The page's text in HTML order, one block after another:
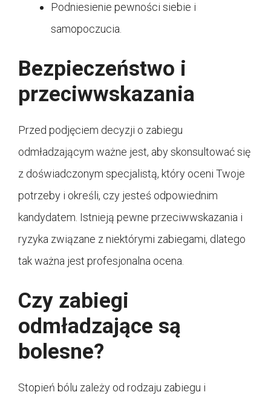
Podniesienie pewności siebie i
samopoczucia.
Bezpieczeństwo i
przeciwwskazania
Przed podjęciem decyzji o zabiegu
odmładzającym ważne jest, aby skonsultować się
z doświadczonym specjalistą, który oceni Twoje
potrzeby i określi, czy jesteś odpowiednim
kandydatem. Istnieją pewne przeciwwskazania i
ryzyka związane z niektórymi zabiegami, dlatego
tak ważna jest profesjonalna ocena.
Czy zabiegi
odmładzające są
bolesne?
Stopień bólu zależy od rodzaju zabiegu i